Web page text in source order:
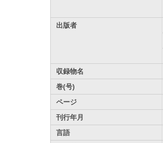
出版者
収録物名
巻(号)
ページ
刊行年月
言語